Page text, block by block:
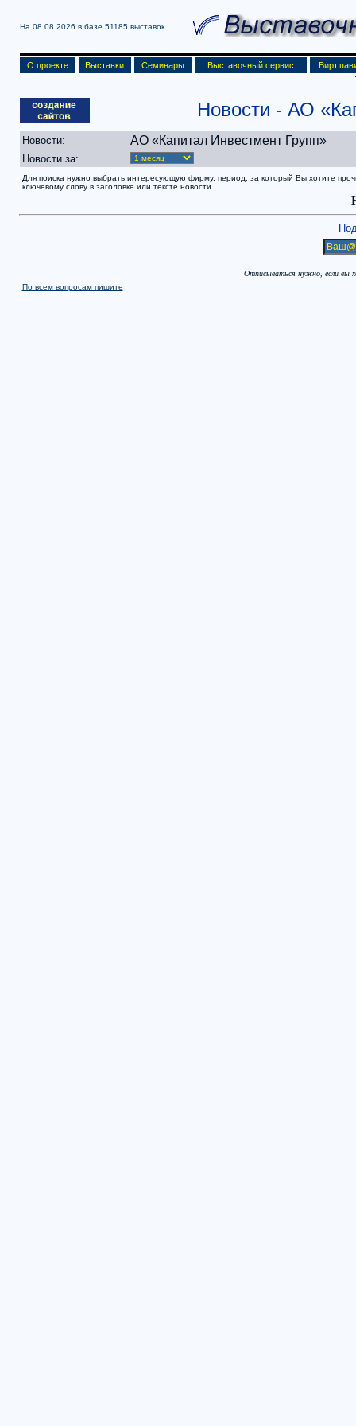
На 08.08.2026 в базе 51185 выставок
О проекте Выставки Семинары Выставочный сервис
Новости - АО
Новости: АО «Капитал Инвестмент Групп»
Новости за:
Для поиска нужно выбрать интересующую фирму, период, за который Вы хотите
ключевому слову в заголовке или тексте новости.
Отписываться нужно, если вы
По всем вопросам пишите